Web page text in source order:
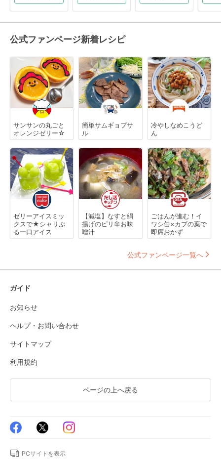
公式ファンページ新着レシピ
サンサンの丸ごと
オレンジゼリー☆
簡単サムギョプサ
ル
冷やしなめこうど
ん
ゼリーアイスミッ
クスで★シャリぷ
る一口アイス
【減塩】なすと絹
揚げのピリ辛お味
噌汁
ごはんが進む！イ
ワシ缶×カブの葉で
即席おかず
公式ファンページ一覧へ
ガイド
お知らせ
ヘルプ・お問い合わせ
サイトマップ
利用規約
ページの上へ戻る
PCサイトを表示